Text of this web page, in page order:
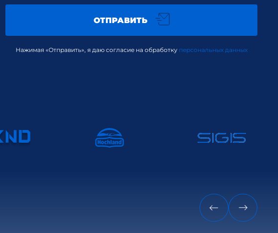
ОТПРАВИТЬ
Нажимая «Отправить», я даю согласие на обработку персональных данных